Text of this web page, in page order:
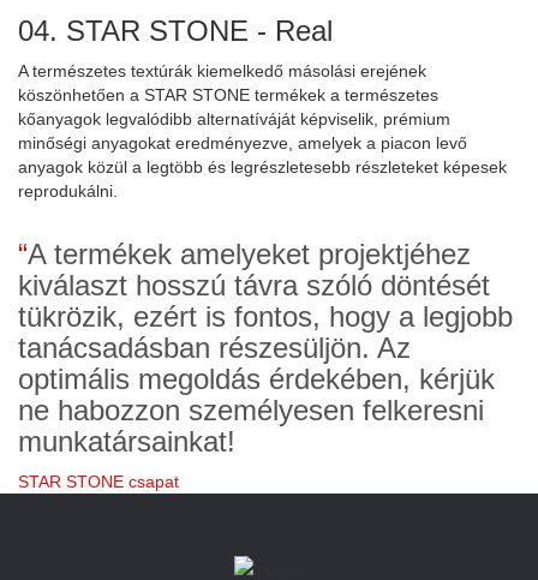
04. STAR STONE - Real
A természetes textúrák kiemelkedő másolási erejének
köszönhetően a STAR STONE termékek a természetes
kőanyagok legvalódibb alternatíváját képviselik, prémium
minőségi anyagokat eredményezve, amelyek a piacon levő
anyagok közül a legtöbb és legrészletesebb részleteket képesek
reprodukálni.
“A termékek amelyeket projektjéhez
kiválaszt hosszú távra szóló döntését
tükrözik, ezért is fontos, hogy a legjobb
tanácsadásban részesüljön. Az
optimális megoldás érdekében, kérjük
ne habozzon személyesen felkeresni
munkatársainkat!
STAR STONE csapat